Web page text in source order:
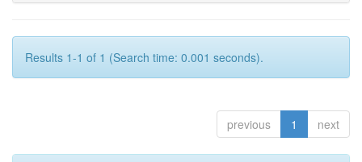
Results 1-1 of 1 (Search time: 0.001 seconds).
previous 1 next